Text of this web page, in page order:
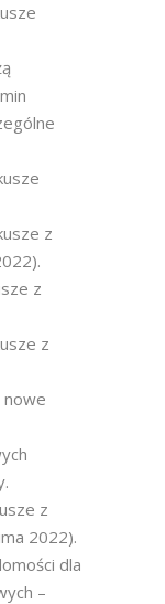
z
z
z
nowe
z
2022).
dla
–